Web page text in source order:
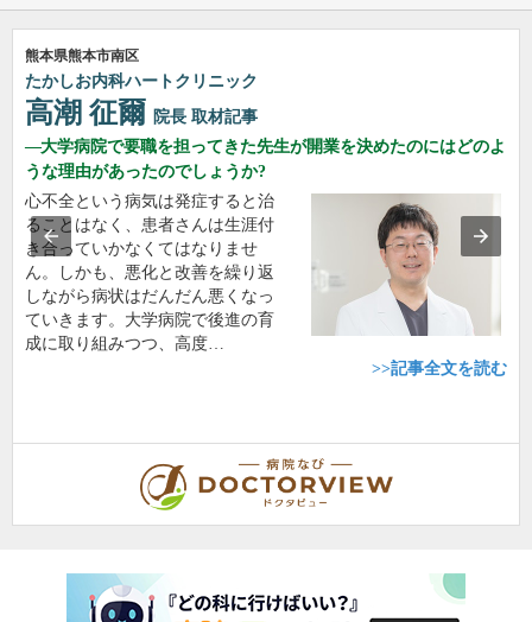
熊本県熊本市南区
たかしお内科ハートクリニック
高潮 征爾 院長 取材記事
大学病院で要職を担ってきた先生が開業を決めたのにはどのよ
うな理由があったのでしょうか?
心不全という病気は発症すると治
ることはなく、患者さんは生涯付
き合っていかなくてはなりませ
ん。しかも、悪化と改善を繰り返
しながら病状はだんだん悪くなっ
ていきます。大学病院で後進の育
成に取り組みつつ、高度…
>>記事全文を読む